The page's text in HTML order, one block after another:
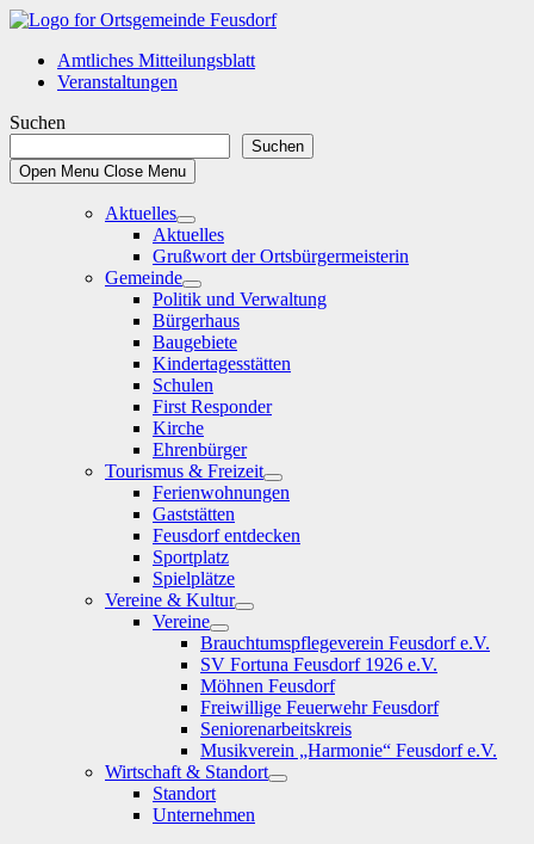
Skip
contentAmtliches Mitteilungsblatt
Veranstaltungen
Suchen
Suchen
Open Menu Close Menu
Aktuelles
Show
sub
menu
Aktuelles
Grußwort der Ortsbürgermeisterin
Gemeinde
Show
sub
menu
Politik und Verwaltung
Bürgerhaus
Baugebiete
Kindertagesstätten
Schulen
First Responder
Kirche
Ehrenbürger
Tourismus & Freizeit
Show
sub
Ferienwohnungen
Gaststätten
Feusdorf entdecken
Sportplatz
Spielplätze
Vereine & Kultur
Show
sub
menu
Vereine
Show
sub
menu
Brauchtumspflegeverein Feusdorf e.V.
SV Fortuna Feusdorf 1926 e.V.
Möhnen Feusdorf
Freiwillige Feuerwehr Feusdorf
Seniorenarbeitskreis
Musikverein „Harmonie“ Feusdorf e.V.
Wirtschaft & Standort
Show
Standort
Unternehmen